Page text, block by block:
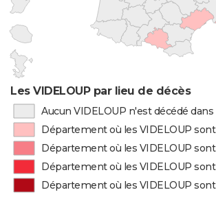
Les VIDELOUP par lieu de décès
Aucun VIDELOUP n'est décédé
Département où les VIDELOUP
Département où les VIDELOUP
Département où les VIDELOUP
Département où les VIDELOUP